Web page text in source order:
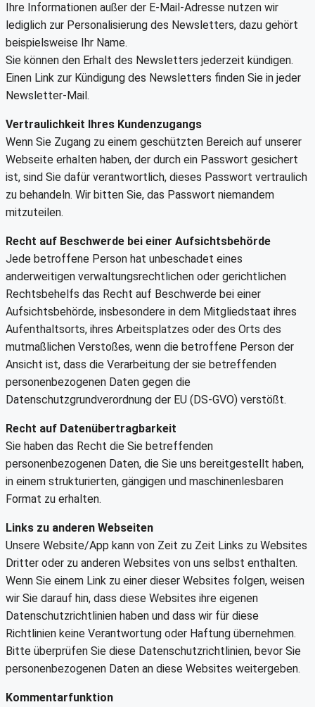
Ihre Informationen außer der E-Mail-Adresse nutzen wir
lediglich zur Personalisierung des Newsletters, dazu gehört
beispielsweise Ihr Name.
Sie können den Erhalt des Newsletters jederzeit kündigen.
Einen Link zur Kündigung des Newsletters finden Sie in jeder
Newsletter-Mail.
Vertraulichkeit Ihres Kundenzugangs
Wenn Sie Zugang zu einem geschützten Bereich auf unserer
Webseite erhalten haben, der durch ein Passwort gesichert
ist, sind Sie dafür verantwortlich, dieses Passwort vertraulich
zu behandeln. Wir bitten Sie, das Passwort niemandem
mitzuteilen.
Recht auf Beschwerde bei einer Aufsichtsbehörde
Jede betroffene Person hat unbeschadet eines
anderweitigen verwaltungsrechtlichen oder gerichtlichen
Rechtsbehelfs das Recht auf Beschwerde bei einer
Aufsichtsbehörde, insbesondere in dem Mitgliedstaat ihres
Aufenthaltsorts, ihres Arbeitsplatzes oder des Orts des
mutmaßlichen Verstoßes, wenn die betroffene Person der
Ansicht ist, dass die Verarbeitung der sie betreffenden
personenbezogenen Daten gegen die
Datenschutzgrundverordnung der EU (DS-GVO) verstößt.
Recht auf Datenübertragbarkeit
Sie haben das Recht die Sie betreffenden
personenbezogenen Daten, die Sie uns bereitgestellt haben,
in einem strukturierten, gängigen und maschinenlesbaren
Format zu erhalten.
Links zu anderen Webseiten
Unsere Website/App kann von Zeit zu Zeit Links zu Websites
Dritter oder zu anderen Websites von uns selbst enthalten.
Wenn Sie einem Link zu einer dieser Websites folgen, weisen
wir Sie darauf hin, dass diese Websites ihre eigenen
Datenschutzrichtlinien haben und dass wir für diese
Richtlinien keine Verantwortung oder Haftung übernehmen.
Bitte überprüfen Sie diese Datenschutzrichtlinien, bevor Sie
personenbezogenen Daten an diese Websites weitergeben.
Kommentarfunktion